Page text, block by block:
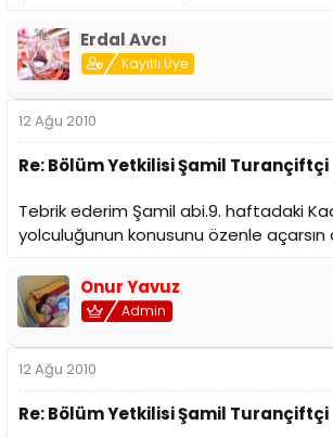
Erdal Avcı
Kayıtlı Üye
12 Ağu 2010
Re: Bölüm Yetkilisi Şamil Turançiftçi
Tebrik ederim Şamil abi.9. haftadaki
yolculuğunun konusunu özenle açarsın
Onur Yavuz
Admin
12 Ağu 2010
Re: Bölüm Yetkilisi Şamil Turançiftçi